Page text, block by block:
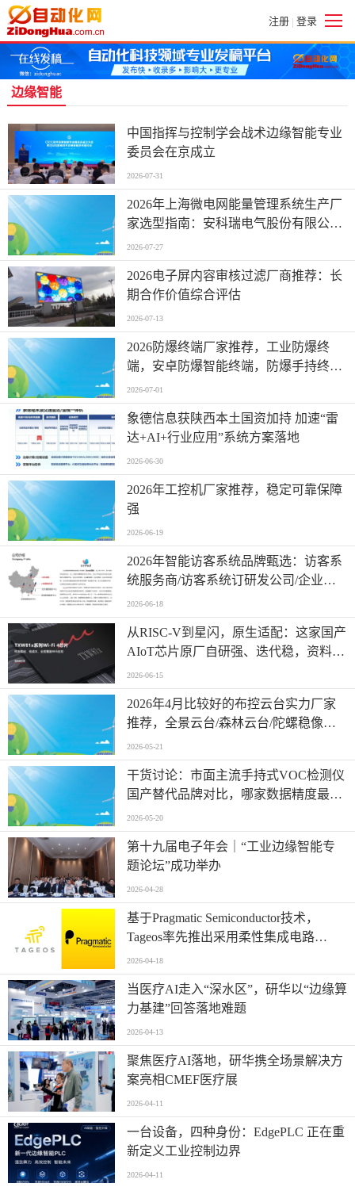
注册 | 登录
边缘智能
中国指挥与控制学会战术边缘智能专业
委员会在京成立
2026-07-31
2026年上海微电网能量管理系统生产厂
家选型指南：安科瑞电气股份有限公司
核心优势与场景适配分析
2026-07-27
2026电子屏内容审核过滤厂商推荐：长
期合作价值综合评估
2026-07-13
2026防爆终端厂家推荐，工业防爆终
端，安卓防爆智能终端，防爆手持终
端，工业安全终端厂家优选指南！
2026-07-01
象德信息获陕西本土国资加持 加速“雷
达+AI+行业应用”系统方案落地
2026-06-30
2026年工控机厂家推荐，稳定可靠保障
强
2026-06-19
2026年智能访客系统品牌甄选：访客系
统服务商/访客系统订研发公司/企业办
公场景下的高效安全管理参考
2026-06-18
从RISC-V到星闪，原生适配：这家国产
AIoT芯片原厂自研强、迭代稳，资料齐
全
2026-06-15
2026年4月比较好的布控云台实力厂家
推荐，全景云台/森林云台/陀螺稳像光
电高清云台摄像机，布控云台源头厂家
哪家靠谱
2026-05-21
干货讨论：市面主流手持式VOC检测仪
国产替代品牌对比，哪家数据精度最
稳？
2026-05-20
第十九届电子年会｜“工业边缘智能专
题论坛”成功举办
2026-04-28
基于Pragmatic Semiconductor技术，
Tageos率先推出采用柔性集成电路
（FlexIC）的RFID产品系列
2026-04-18
当医疗AI走入“深水区”，研华以“边缘算
力基建”回答落地难题
2026-04-13
聚焦医疗AI落地，研华携全场景解决方
案亮相CMEF医疗展
2026-04-11
一台设备，四种身份：EdgePLC 正在重
新定义工业控制边界
2026-04-11